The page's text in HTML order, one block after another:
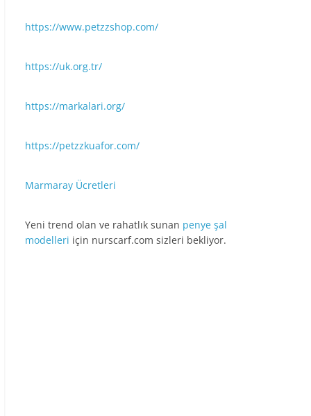
https://www.petzzshop.com/
https://uk.org.tr/
https://markalari.org/
https://petzzkuafor.com/
Marmaray Ücretleri
Yeni trend olan ve rahatlık sunan penye şal
modelleri için nurscarf.com sizleri bekliyor.